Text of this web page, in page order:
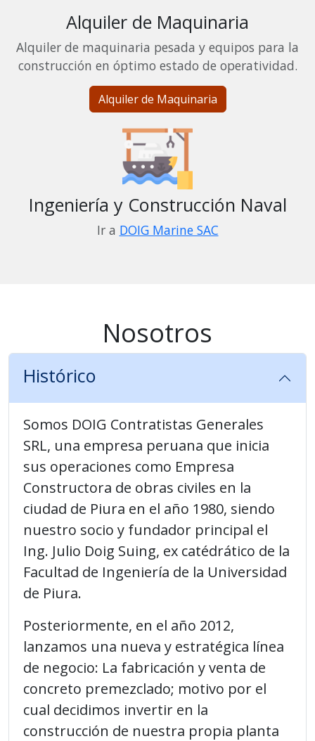
Alquiler de Maquinaria
Alquiler de maquinaria pesada y equipos para la
construcción en óptimo estado de operatividad.
Alquiler de Maquinaria
Ingeniería y Construcción Naval
Ir a DOIG Marine SAC
Nosotros
Histórico
Somos DOIG Contratistas Generales
SRL, una empresa peruana que inicia
sus operaciones como Empresa
Constructora de obras civiles en la
ciudad de Piura en el año 1980, siendo
nuestro socio y fundador principal el
Ing. Julio Doig Suing, ex catédrático de la
Facultad de Ingeniería de la Universidad
de Piura.
Posteriormente, en el año 2012,
lanzamos una nueva y estratégica línea
de negocio: La fabricación y venta de
concreto premezclado; motivo por el
cual decidimos invertir en la
construcción de nuestra propia planta